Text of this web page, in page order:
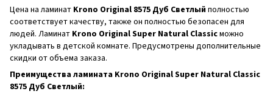
Цена на ламинат Krono Original 8575 Дуб Светлыйполностью
соответствует качеству, также он полностью безопасен для
людей. Ламинат Krono Original Super Natural Classicможно
укладывать в детской комнате. Предусмотрены дополнительные
скидки от объема заказа.
Преимущества ламината Krono Original Super Natural Classic
8575 Дуб Светлый: